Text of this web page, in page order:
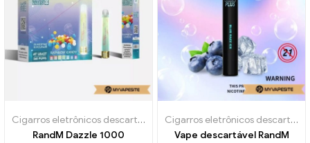
Cigarros eletrônicos descartáveis
RandM Dazzle 1000
Cigarros eletrônicos descartáveis
Vape descartável RandM